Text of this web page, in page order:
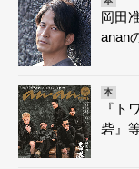
岡田
anan
本
『ト
砦』